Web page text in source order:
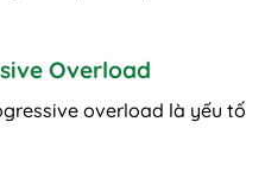
Overload
overload là yếu tố